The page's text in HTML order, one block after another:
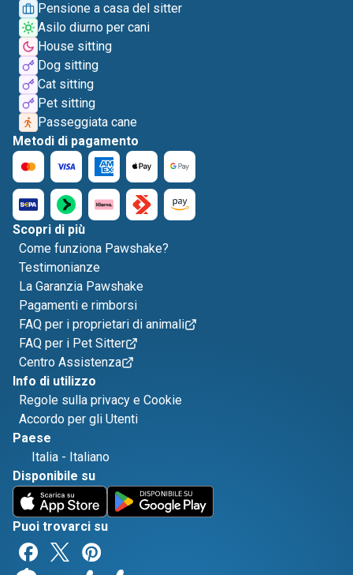
Pensione a casa del sitter
Asilo diurno per cani
House sitting
Dog sitting
Cat sitting
Pet sitting
Passeggiata cane
Metodi di pagamento
Scopri di più
Come funziona Pawshake?
Testimonianze
La Garanzia Pawshake
Pagamenti e rimborsi
FAQ per i proprietari di animali
FAQ per i Pet Sitter
Centro Assistenza
Info di utilizzo
Regole sulla privacy e Cookie
Accordo per gli Utenti
Paese
Italia - Italiano
Disponibile su
Puoi trovarci su